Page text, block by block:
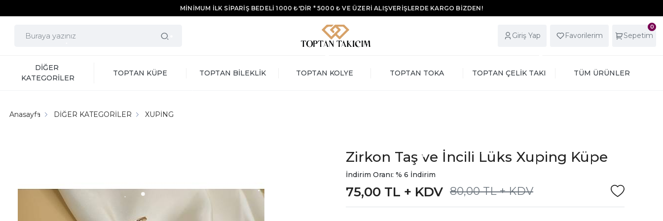
MİNİMUM İLK SİPARİŞ BEDELİ 1000 ₺'DİR * 5000 ₺ VE ÜZERİ ALIŞVERİŞLERDE KARGO BİZDEN!
Giriş Yap Favorilerim
0
Sepetim
DİĞER
KATEGORİLER
TOPTAN KÜPE TOPTAN BİLEKLİK TOPTAN KOLYE TOPTAN TOKA TOPTAN ÇELİK TAKI TÜM ÜRÜNLER
Anasayfa DİĞER KATEGORİLER XUPİNG
Zirkon Taş ve İncili Lüks Xuping Küpe
İndirim Oranı: % 6 İndirim
80,00 TL + KDV
75,00 TL + KDV